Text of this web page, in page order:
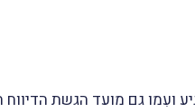
ועִמו גם מועד הגשת